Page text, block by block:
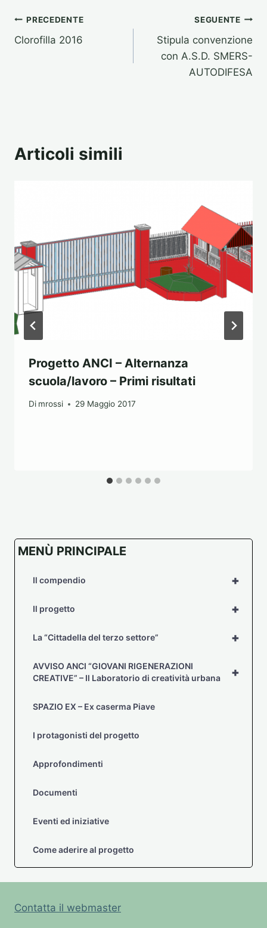
Navigazione
articoli
PRECEDENTE
Clorofilla 2016
SEGUENTE
Stipula convenzione
con A.S.D. SMERS-
AUTODIFESA
Articoli simili
Progetto ANCI – Alternanza
scuola/lavoro – Primi risultati
Di mrossi 29 Maggio 2017
MENÙ PRINCIPALE
+
Il compendio
+
Il progetto
+
La “Cittadella del terzo settore”
+
AVVISO ANCI “GIOVANI RIGENERAZIONI
CREATIVE” – Il Laboratorio di creatività urbana
SPAZIO EX – Ex caserma Piave
I protagonisti del progetto
Approfondimenti
Documenti
Eventi ed iniziative
Come aderire al progetto
Contatta il webmaster